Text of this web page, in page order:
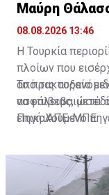
Μαύρη
08.08.2026 13:46
Η Τουρκία
πλοίων που
από τις
ασφάλειας,
επικαλούμενο
Το πρακτορείο
να επιβεβαιώσει
Πηγή: ΑΠΕ-ΜΠΕ